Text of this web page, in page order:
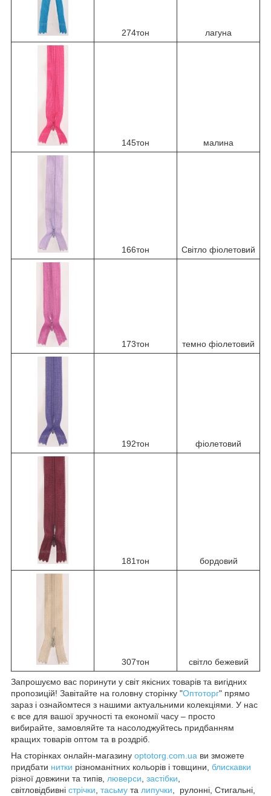
274тон лагуна
145тон малина
166тон Світло фіолетовий
173тон темно фіолетовий
192тон фіолетовий
181тон бордовий
307тон світло бежевий
Запрошуємо вас поринути у світ якісних товарів та вигідних
пропозицій! Завітайте на головну сторінку "Оптоторг" прямо
зараз і ознайомтеся з нашими актуальними колекціями. У нас
є все для вашої зручності та економії часу – просто
вибирайте, замовляйте та насолоджуйтесь придбанням
кращих товарів оптом та в роздріб.
На сторінках онлайн-магазину optotorg.com.ua ви зможете
придбати нитки різноманітних кольорів і товщини, блискавки
різної довжини та типів, люверси застібки
світловідбивні стрічки тасьму та липучки , рулонні, Стигальні,